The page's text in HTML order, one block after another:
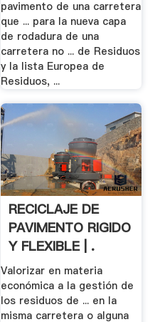
pavimento de una carretera
que ... para la nueva capa
de rodadura de una
carretera no ... de Residuos
y la lista Europea de
Residuos, ...
RECICLAJE DE
PAVIMENTO RIGIDO
Y FLEXIBLE | .
Valorizar en materia
económica a la gestión de
los residuos de ... en la
misma carretera o alguna